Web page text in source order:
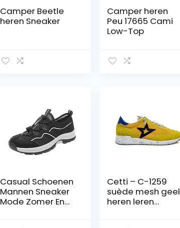
Camper Beetle
heren Sneaker
Camper heren
Peu 17665 Cami
Low-Top
Casual Schoenen
Mannen Sneaker
Mode Zomer En
Cetti – C-1259
suède mesh geel
heren leren